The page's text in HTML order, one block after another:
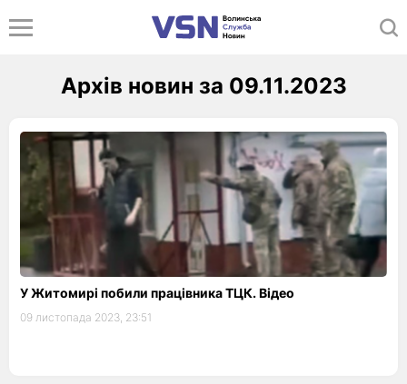
Архів новин за 09.11.2023
У Житомирі побили працівника ТЦК. Відео
09 листопада 2023, 23:51